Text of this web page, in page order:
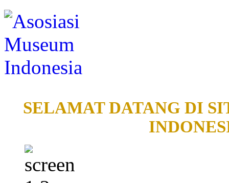
SELAMAT DATANG DI